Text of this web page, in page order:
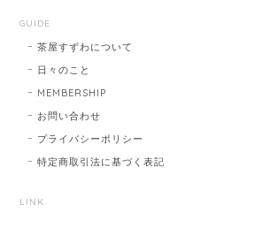
GUIDE
茶屋すずわについて
日々のこと
MEMBERSHIP
お問い合わせ
プライバシーポリシー
特定商取引法に基づく表記
LINK